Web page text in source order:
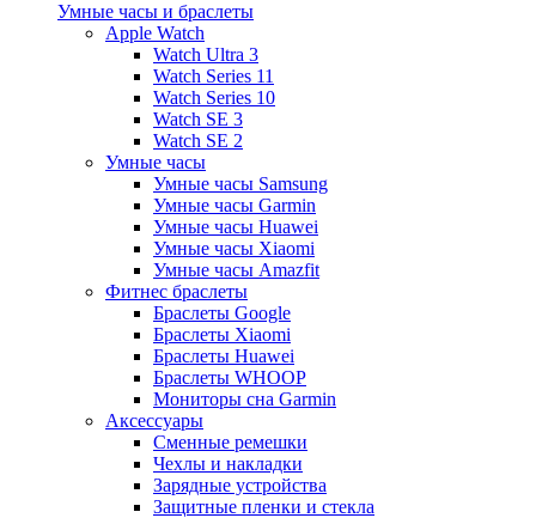
Умные часы и браслеты
Apple Watch
Watch Ultra 3
Watch Series 11
Watch Series 10
Watch SE 3
Watch SE 2
Умные часы
Умные часы Samsung
Умные часы Garmin
Умные часы Huawei
Умные часы Xiaomi
Умные часы Amazfit
Фитнес браслеты
Браслеты Google
Браслеты Xiaomi
Браслеты Huawei
Браслеты WHOOP
Мониторы сна Garmin
Аксессуары
Сменные ремешки
Чехлы и накладки
Зарядные устройства
Защитные пленки и стекла